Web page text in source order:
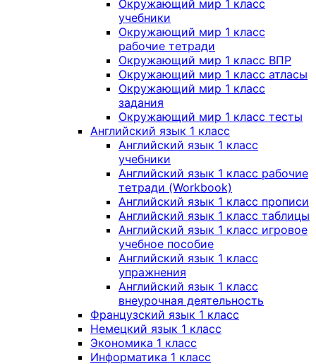
Окружающий мир 1 класс
учебники
Окружающий мир 1 класс
рабочие тетради
Окружающий мир 1 класс ВПР
Окружающий мир 1 класс атласы
Окружающий мир 1 класс
задания
Окружающий мир 1 класс тесты
Английский язык 1 класс
Английский язык 1 класс
учебники
Английский язык 1 класс рабочие
тетради (Workbook)
Английский язык 1 класс прописи
Английский язык 1 класс таблицы
Английский язык 1 класс игровое
учебное пособие
Английский язык 1 класс
упражнения
Английский язык 1 класс
внеурочная деятельность
Французский язык 1 класс
Немецкий язык 1 класс
Экономика 1 класс
Информатика 1 класс